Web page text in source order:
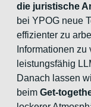
die juristische
bei YPOG neue
effizienter zu
Informationen
leistungsfähig
Danach lassen
beim Get-